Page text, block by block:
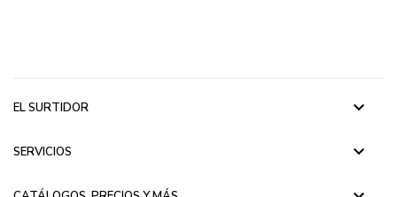
EL SURTIDOR keyboard_arrow_down
SERVICIOS keyboard_arrow_down